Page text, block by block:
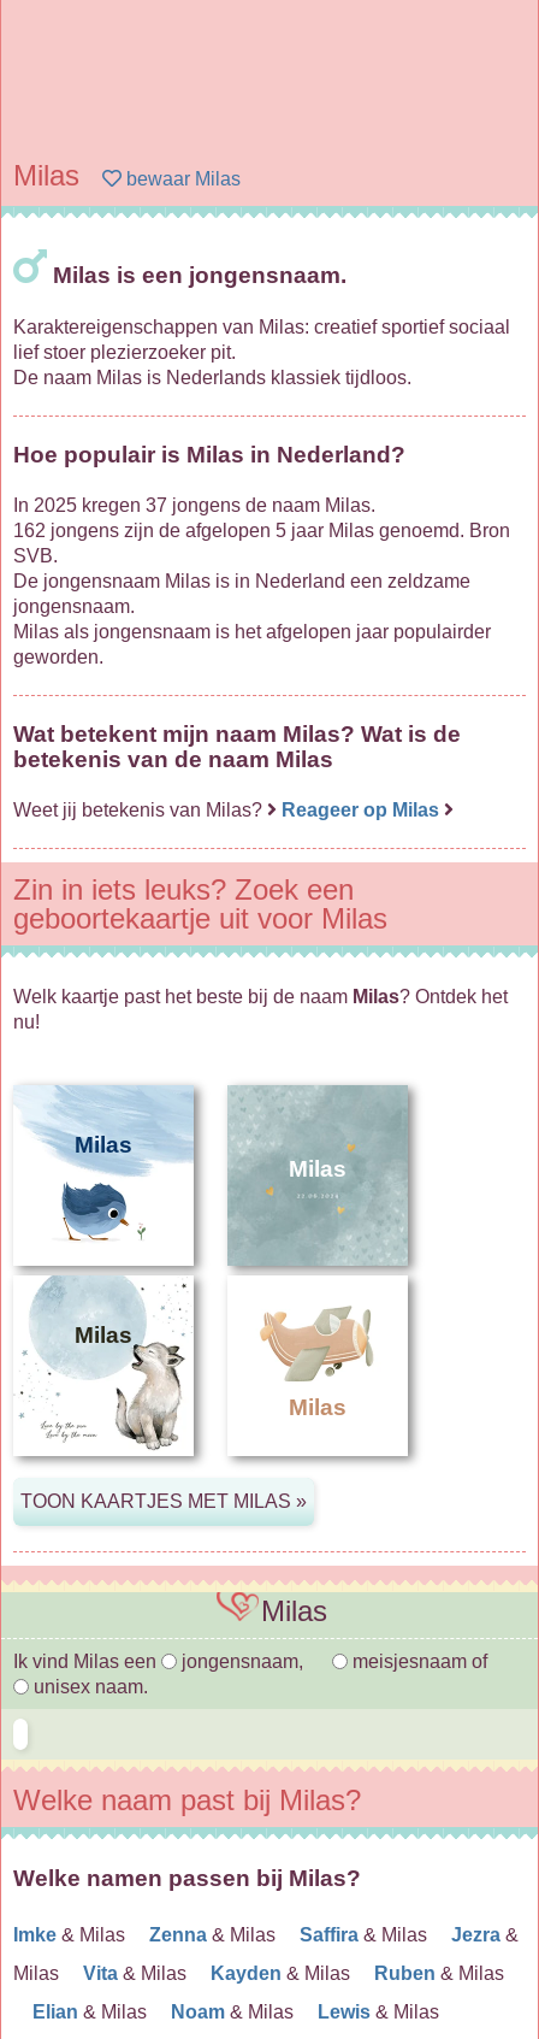
Milas bewaar Milas
Milas is een jongensnaam.
Karaktereigenschappen van Milas: creatief sportief sociaal
lief stoer plezierzoeker pit.
De naam Milas is Nederlands klassiek tijdloos.
Hoe populair is Milas in Nederland?
In 2025 kregen 37 jongens de naam Milas.
162 jongens zijn de afgelopen 5 jaar Milas genoemd. Bron
SVB.
De jongensnaam Milas is in Nederland een zeldzame
jongensnaam.
Milas als jongensnaam is het afgelopen jaar populairder
geworden.
Wat betekent mijn naam Milas? Wat is de
betekenis van de naam Milas
Weet jij betekenis van Milas? Reageer op Milas
Zin in iets leuks? Zoek een
geboortekaartje uit voor Milas
Welk kaartje past het beste bij de naam Milas? Ontdek het
nu!
Milas
Milas
Milas
Milas
Milas
Ik vind Milas een jongensnaam,
meisjesnaam of
unisex naam.
Welke naam past bij Milas?
Welke namen passen bij Milas?
Imke & Milas Zenna & Milas Saffira & Milas Jezra &
Milas Vita & Milas Kayden & Milas Ruben & Milas
Elian & Milas Noam & Milas Lewis & Milas